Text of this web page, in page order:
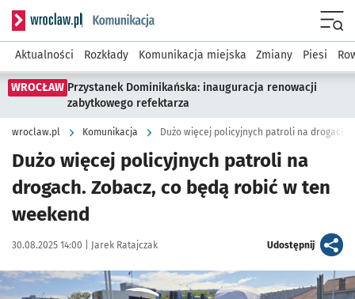
Serwis informacyjny wroclaw.pl podserwis: Komunikacja
Aktualności Rozkłady Komunikacja miejska Zmiany Piesi
WROCŁAW Przystanek Dominikańska: inauguracja renowacji
zabytkowego refektarza
wroclaw.pl Komunikacja Dużo więcej policyjnych patroli na drogach
Dużo więcej policyjnych patroli na
drogach. Zobacz, co będą robić w ten
weekend
Data publikacji:
30.08.2025 14:00 | Autor:
Jarek Ratajczak Udostępnijartykuł
Kliknij, aby zobaczyć galerię